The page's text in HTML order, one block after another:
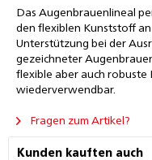
Das Augenbrauenlineal
den flexiblen Kunststoff
Unterstützung bei der
gezeichneter
flexible aber auch robuste
wiederverwendbar.
Fragen zum Artikel?
Kunden kauften auch